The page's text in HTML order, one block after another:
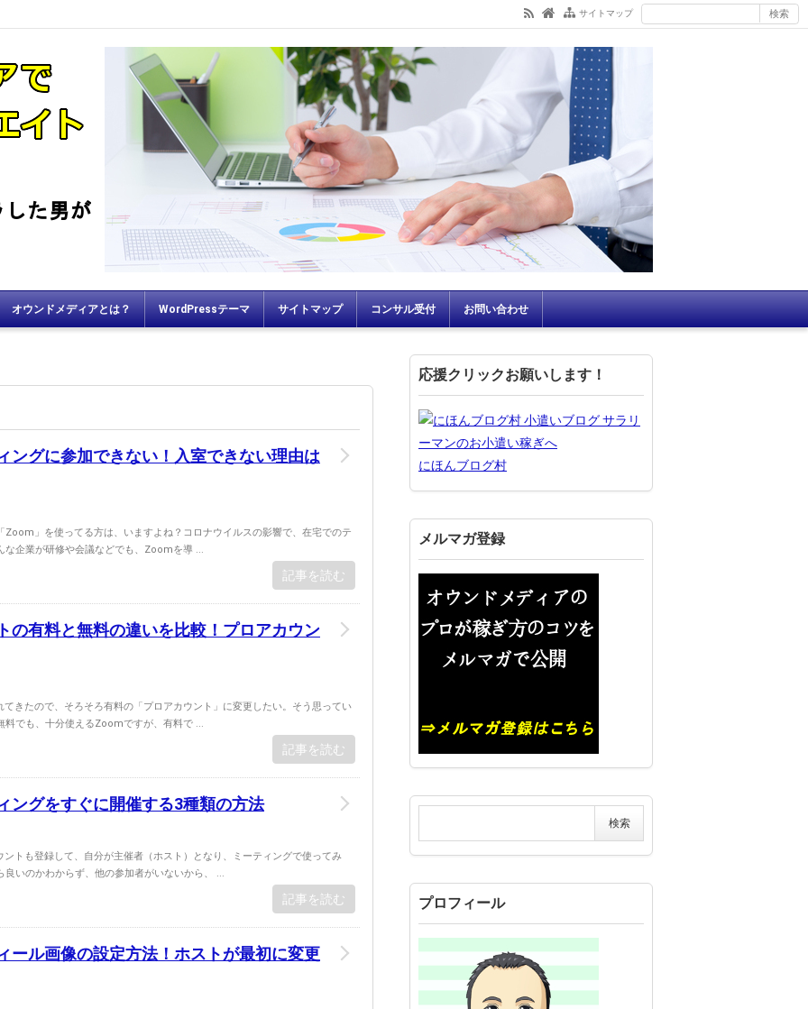
サイトマップ
オウンドメディアとは？ WordPressテーマ サイトマップ コンサル受付 お問い合わせ
ングに参加できない！入室できない理由は
Zoom」を使ってる方は、いますよね？コロナウイルスの影響で、在宅でのテ
な企業が研修や会議などでも、Zoomを導 ...
記事を読む
の有料と無料の違いを比較！プロアカウン
きたので、そろそろ有料の「プロアカウント」に変更したい。そう思ってい
料でも、十分使えるZoomですが、有料で ...
記事を読む
ングをすぐに開催する3種類の方法
トも登録して、自分が主催者（ホスト）となり、ミーティングで使ってみ
良いのかわからず、他の参加者がいないから、 ...
記事を読む
ール画像の設定方法！ホストが最初に変更
応援クリックお願いします！
にほんブログ村
メルマガ登録
プロフィール